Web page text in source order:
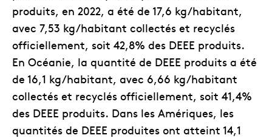
produits, en 2022, a été de 17,6 kg/habitant,
avec 7,53 kg/habitant collectés et recyclés
officiellement, soit 42,8% des DEEE produits.
En Océanie, la quantité de DEEE produits a été
de 16,1 kg/habitant, avec 6,66 kg/habitant
collectés et recyclés officiellement, soit 41,4%
des DEEE produits. Dans les Amériques, les
quantités de DEEE produites ont atteint 14,1